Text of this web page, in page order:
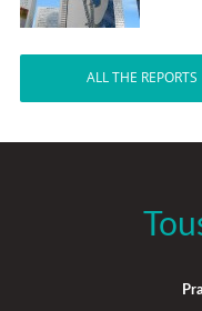
ALL THE REPORTS